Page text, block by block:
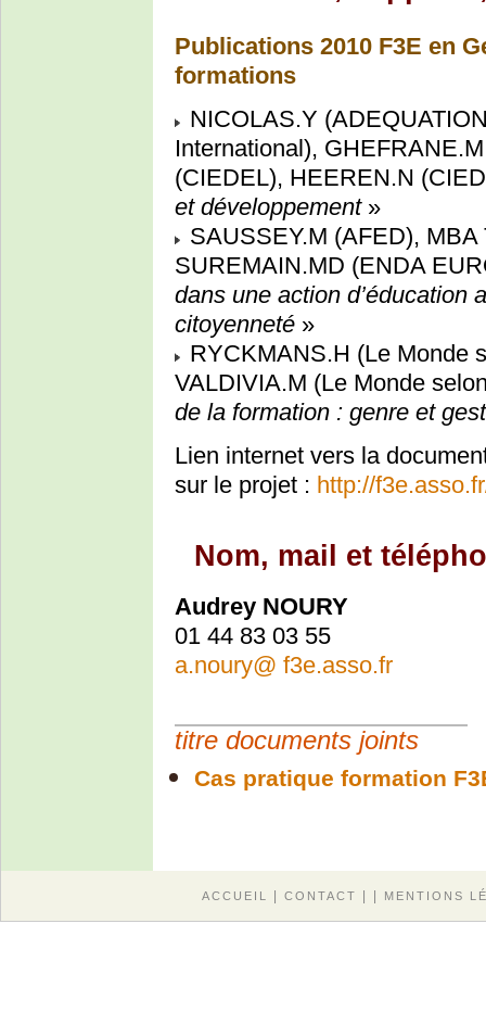
Publications 2010 F3E en
formations
NICOLAS.Y
International),
(CIEDEL), HEEREN.N
et développement»
SAUSSEY.M (AFED),
SUREMAIN.MD (ENDA
dans une action d’éducation
citoyenneté »
RYCKMANS.H (Le Monde
VALDIVIA.M (Le Monde
de la formation : genre et
Lien internet vers la
sur le projet : http://
Nom, mail et
Audrey NOURY
01 44 83 03 55
a.noury@ f3e.asso.fr
titre documents joints
Cas pratique formation
ACCUEIL CONTACT MENTIONS